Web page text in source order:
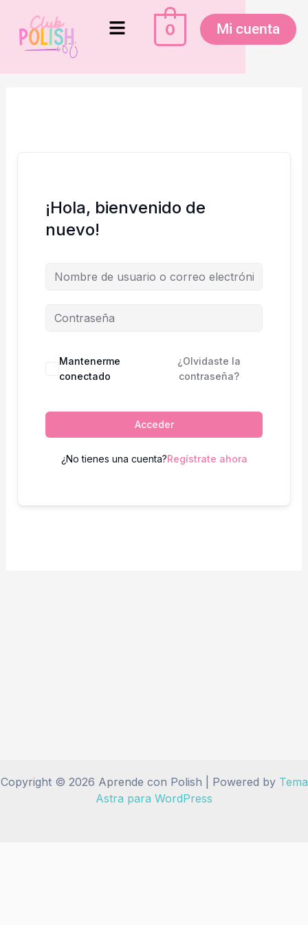
contenido
Menú 0 Mi cuenta
¡Hola, bienvenido de
nuevo!
Mantenerme
conectado
¿Olvidaste la
contraseña?
Acceder
¿No tienes una cuenta?Regístrate ahora
Copyright © 2026 Aprende con Polish | Powered by Tema
Astra para WordPress